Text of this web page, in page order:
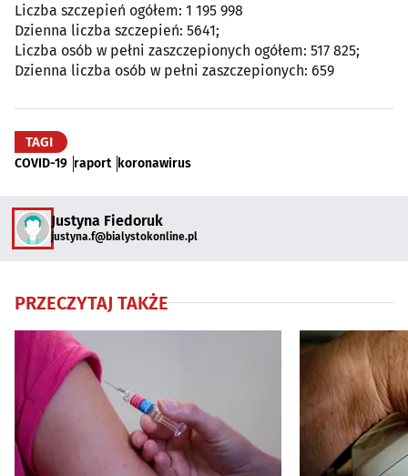
Liczba szczepień ogółem: 1 195 998
Dzienna liczba szczepień: 5641;
Liczba osób w pełni zaszczepionych ogółem: 517 825;
Dzienna liczba osób w pełni zaszczepionych: 659
TAGI
COVID-19 raport koronawirus
Justyna Fiedoruk
justyna.f@bialystokonline.pl
PRZECZYTAJ TAKŻE